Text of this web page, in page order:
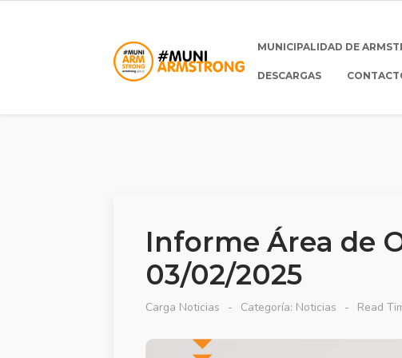
MUNICIPALIDAD DE
DESCARGAS
Informe Área de
03/02/2025
Carga Noticias Categoría: Noticias Read